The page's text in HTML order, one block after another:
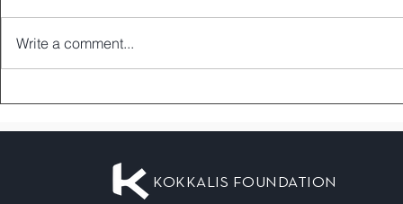
Write a comment...
KOKKALIS FOUNDATION